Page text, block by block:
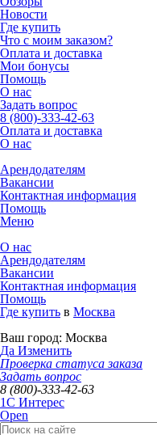
Новости
Где купить
Что с моим заказом?
Оплата и доставка
Мои бонусы
Помощь
О нас
Задать вопрос
8 (800)-333-42-63
Оплата и доставка
О нас
Арендодателям
Вакансии
Контактная информация
Помощь
Меню
О нас
Арендодателям
Вакансии
Контактная информация
Помощь
Где купить в Москва
Ваш город: Москва
Да Изменить
Проверка статуса заказа
Задать вопрос
8 (800)-333-42-63
1C Интерес
Open